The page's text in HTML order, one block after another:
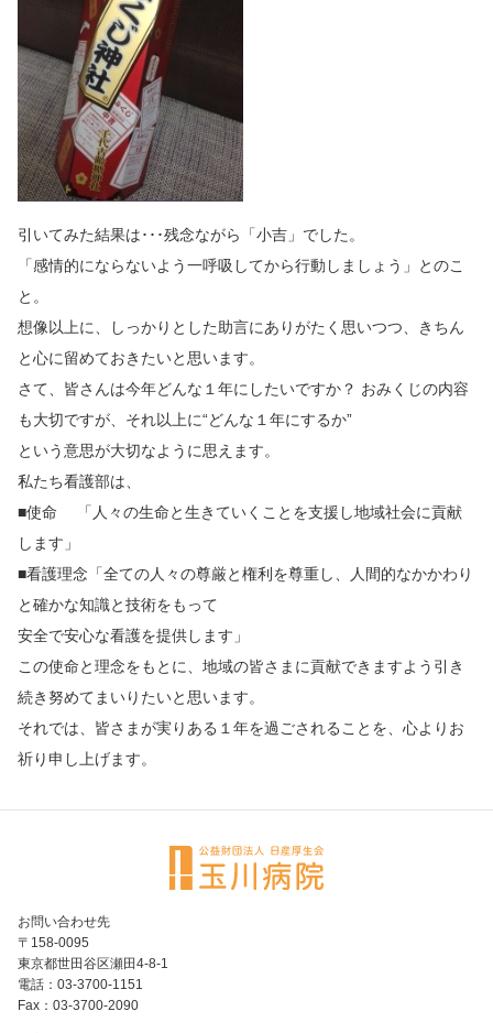
引いてみた結果は･･･残念ながら「小吉」でした。
「感情的にならないよう一呼吸してから行動しましょう」とのこ
と。
想像以上に、しっかりとした助言にありがたく思いつつ、きちん
と心に留めておきたいと思います。
さて、皆さんは今年どんな１年にしたいですか？ おみくじの内容
も大切ですが、それ以上に“どんな１年にするか”
という意思が大切なように思えます。
私たち看護部は、
■使命 「人々の生命と生きていくことを支援し地域社会に貢献
します」
■看護理念「全ての人々の尊厳と権利を尊重し、人間的なかかわり
と確かな知識と技術をもって
安全で安心な看護を提供します」
この使命と理念をもとに、地域の皆さまに貢献できますよう引き
続き努めてまいりたいと思います。
それでは、皆さまが実りある１年を過ごされることを、心よりお
祈り申し上げます。
お問い合わせ先
〒158-0095
東京都世田谷区瀬田4-8-1
電話：03-3700-1151
Fax：03-3700-2090